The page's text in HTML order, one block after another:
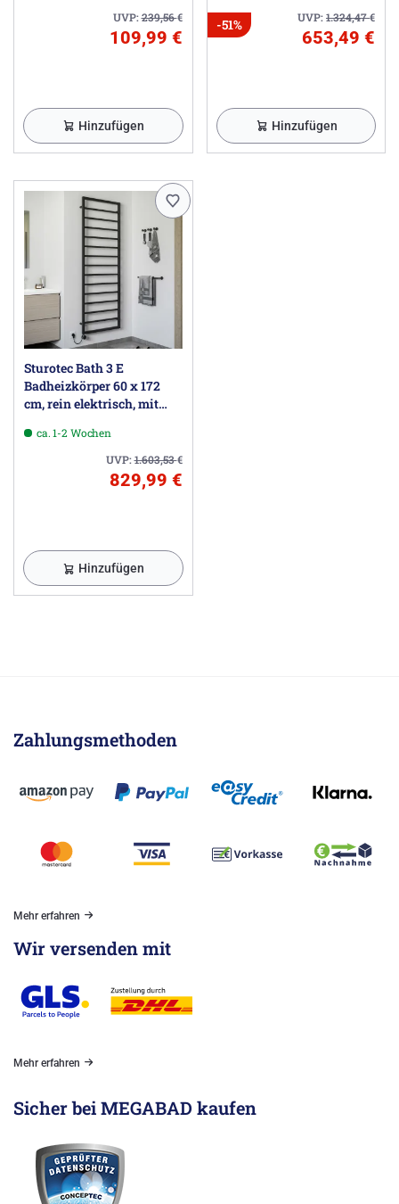
UVP:239,56€
109,99 €
Hinzufügen
UVP:1.324,47€
-51%
653,49 €
Hinzufügen
Sturotec Bath 3 E
Badheizkörper 60 x 172
cm, rein elektrisch, mit
ca. 1-2 Wochen
UVP:1.603,53€
829,99 €
Hinzufügen
Zahlungsmethoden
Mehr erfahren
Wir versenden mit
Mehr erfahren
Sicher bei MEGABAD kaufen